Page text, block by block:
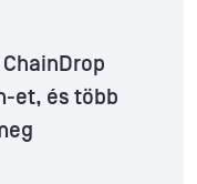
et, és több